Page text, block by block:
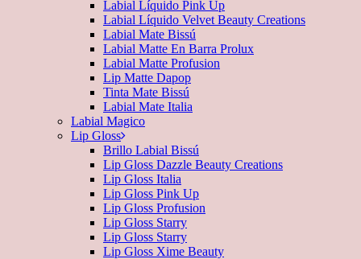
Labial Líquido Pink Up
Labial Líquido Velvet Beauty Creations
Labial Mate Bissú
Labial Matte En Barra Prolux
Labial Matte Profusion
Lip Matte Dapop
Tinta Mate Bissú
Labial Mate Italia
Labial Magico
Lip Gloss
Brillo Labial Bissú
Lip Gloss Dazzle Beauty Creations
Lip Gloss Italia
Lip Gloss Pink Up
Lip Gloss Profusion
Lip Gloss Starry
Lip Gloss Starry
Lip Gloss Xime Beauty